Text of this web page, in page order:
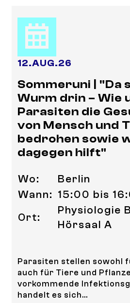
12.AUG.26
Sommeruni | "Da
Wurm drin – Wie
Parasiten die
von Mensch und
bedrohen sowie
dagegen hilft"
Wo:
Berlin
Wann: 15:00 bis
Ort:
Physiologie
Hörsaal A
Parasiten stellen sowohl
auch für Tiere und
vorkommende
handelt es sich...